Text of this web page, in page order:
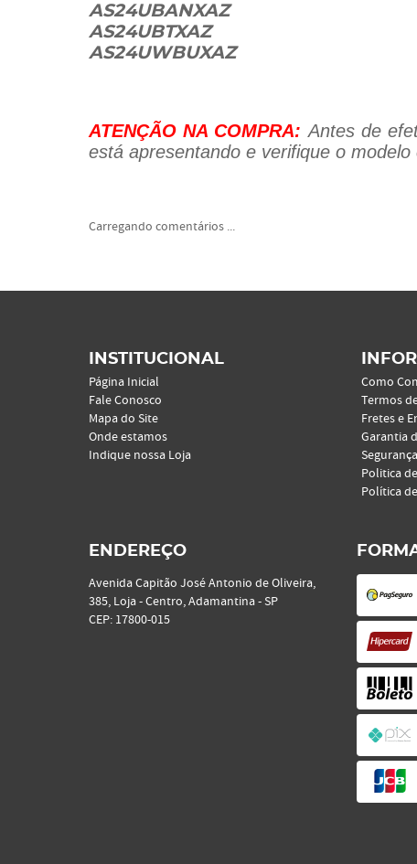
AS24UBANXAZ
AS24UBTXAZ
AS24UWBUXAZ
ATENÇÃO NA COMPRA: Antes de
está apresentando e verifique o
Carregando comentários ...
INSTITUCIONAL
Página Inicial
Fale Conosco
Mapa do Site
Onde estamos
Indique nossa Loja
Como
Termos
Fretes e
Garantia
Segurança
Politica
Política
ENDEREÇO
Avenida Capitão José Antonio de Oliveira,
385, Loja-Centro, Adamantina-SP
CEP: 17800-015